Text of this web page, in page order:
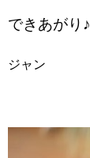
できあがり♪
ジャン